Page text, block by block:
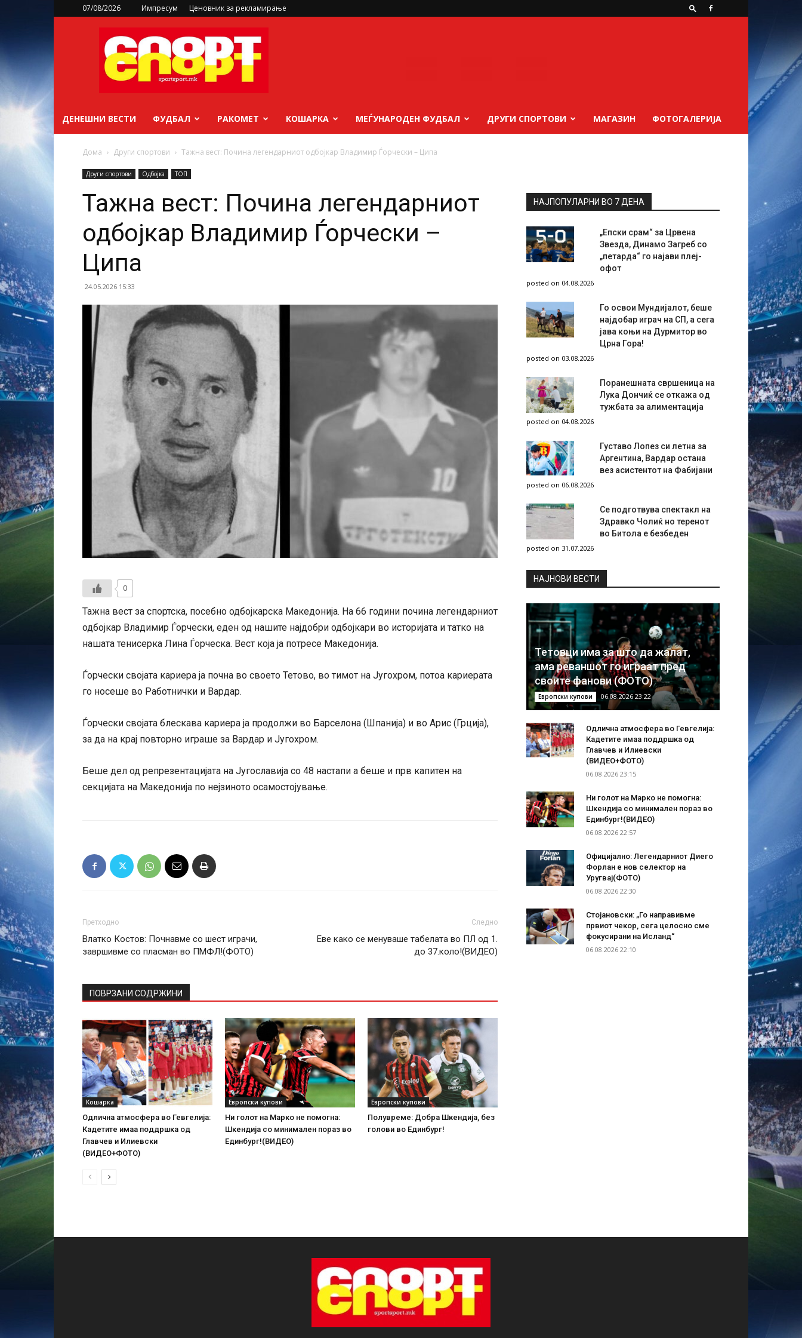
07/08/2026 Импресум Ценовник за рекламирање
sportsport.mk
ДЕНЕШНИ ВЕСТИ ФУДБАЛ РАКОМЕТ КОШАРКА МЕЃУНАРОДЕН ФУДБАЛ ДРУГИ СПОРТОВИ МАГАЗИН ФОТОГАЛЕРИЈА
Дома Други спортови Тажна вест: Почина легендарниот одбојкар Владимир Ѓорчески – Ципа
Други спортови Одбојка ТОП
Тажна вест: Почина легендарниот
одбојкар Владимир Ѓорчески –
Ципа
24.05.2026 15:33
0
Тажна вест за спортска, посебно одбојкарска Македонија. На 66 години почина легендарниот
одбојкар Владимир Ѓорчески, еден од нашите најдобри одбојкари во историјата и татко на
нашата тенисерка Лина Ѓорческа. Вест која ја потресе Македонија.
Ѓорчески својата кариера ја почна во своето Тетово, во тимот на Југохром, потоа кариерата
го носеше во Работнички и Вардар.
Ѓорчески својата блескава кариера ја продолжи во Барселона (Шпанија) и во Арис (Грција),
за да на крај повторно играше за Вардар и Југохром.
Беше дел од репрезентацијата на Југославија со 48 настапи а беше и прв капитен на
секцијата на Македонија по нејзиното осамостојување.
Претходно
Влатко Костов: Почнавме со шест играчи,
завршивме со пласман во ПМФЛ!(ФОТО)
Следно
Еве како се менуваше табелата во ПЛ од 1.
до 37.коло!(ВИДЕО)
ПОВРЗАНИ СОДРЖИНИ
Кошарка
Одлична атмосфера во Гевгелија:
Кадетите имаа поддршка од
Главчев и Илиевски
(ВИДЕО+ФОТО)
Европски купови
Ни голот на Марко не помогна:
Шкендија со минимален пораз во
Единбург!(ВИДЕО)
Европски купови
Полувреме: Добра Шкендија, без
голови во Единбург!
НАЈПОПУЛАРНИ ВО 7 ДЕНА
„Епски срам“ за Црвена
Звезда, Динамо Загреб со
„петарда“ го најави плеј-
офот
posted on 04.08.2026
Го освои Мундијалот, беше
најдобар играч на СП, а сега
јава коњи на Дурмитор во
Црна Гора!
posted on 03.08.2026
Поранешната свршеница на
Лука Дончиќ се откажа од
тужбата за алиментација
posted on 04.08.2026
Густаво Лопез си летна за
Аргентина, Вардар остана
вез асистентот на Фабијани
posted on 06.08.2026
Се подготвува спектакл на
Здравко Чолиќ но теренот
во Битола е безбеден
posted on 31.07.2026
НAЈНОВИ ВЕСТИ
Тетовци има за што да жалат,
ама реваншот го играат пред
своите фанови (ФОТО)
Европски купови 06.08.2026 23:22
Одлична атмосфера во Гевгелија:
Кадетите имаа поддршка од
Главчев и Илиевски
(ВИДЕО+ФОТО)
06.08.2026 23:15
Ни голот на Марко не помогна:
Шкендија со минимален пораз во
Единбург!(ВИДЕО)
06.08.2026 22:57
Официјално: Легендарниот Диего
Форлан е нов селектор на
Уругвај(ФОТО)
06.08.2026 22:30
Стојановски: „Го направивме
првиот чекор, сега целосно сме
фокусирани на Исланд“
06.08.2026 22:10